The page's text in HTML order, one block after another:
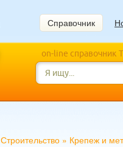
Справочник
on-line справочник
Строительство » Крепеж и